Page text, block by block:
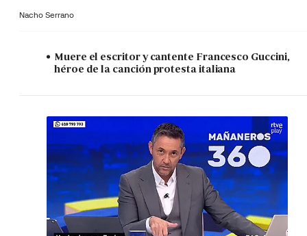
Nacho Serrano
Muere el escritor y cantente Francesco Guccini,
héroe de la canción protesta italiana